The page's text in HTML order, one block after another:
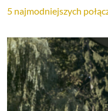
5 najmodniejszych